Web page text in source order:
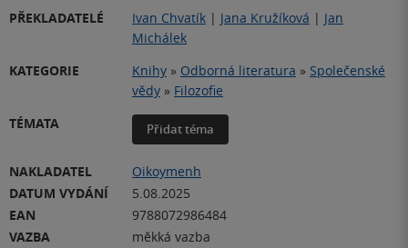
PŘEKLADATELÉ Ivan Chvatík | Jana Kružíková | Jan
Michálek
KATEGORIE
Knihy » Odborná literatura » Společenské
vědy » Filozofie
TÉMATA
Přidat téma
NAKLADATEL
Oikoymenh
DATUM VYDÁNÍ
5.08.2025
EAN
9788072986484
VAZBA
měkká vazba